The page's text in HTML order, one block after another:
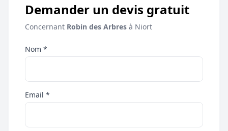
Demander un devis gratuit
Concernant Robin des Arbres à Niort
Nom *
Email *